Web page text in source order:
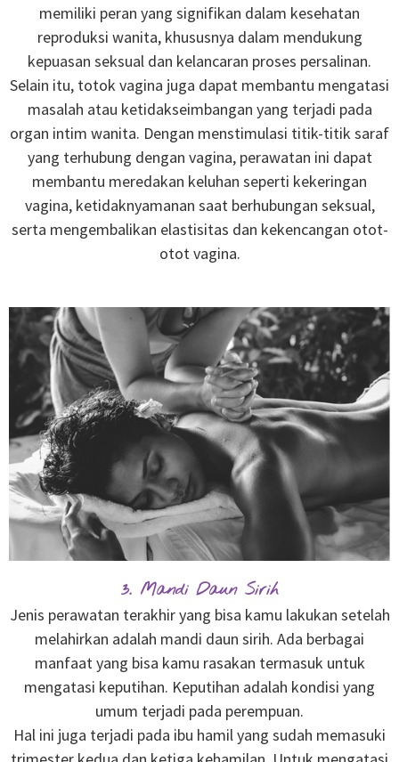
memiliki peran yang signifikan dalam kesehatan
reproduksi wanita, khususnya dalam mendukung
kepuasan seksual dan kelancaran proses persalinan.
Selain itu, totok vagina juga dapat membantu mengatasi
masalah atau ketidakseimbangan yang terjadi pada
organ intim wanita. Dengan menstimulasi titik-titik saraf
yang terhubung dengan vagina, perawatan ini dapat
membantu meredakan keluhan seperti kekeringan
vagina, ketidaknyamanan saat berhubungan seksual,
serta mengembalikan elastisitas dan kekencangan otot-
otot vagina.
3. Mandi Daun Sirih
Jenis perawatan terakhir yang bisa kamu lakukan setelah
melahirkan adalah mandi daun sirih. Ada berbagai
manfaat yang bisa kamu rasakan termasuk untuk
mengatasi keputihan. Keputihan adalah kondisi yang
umum terjadi pada perempuan.
Hal ini juga terjadi pada ibu hamil yang sudah memasuki